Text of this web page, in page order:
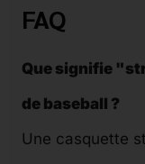
FAQ
Que signifie
de baseball ?
Une casquette